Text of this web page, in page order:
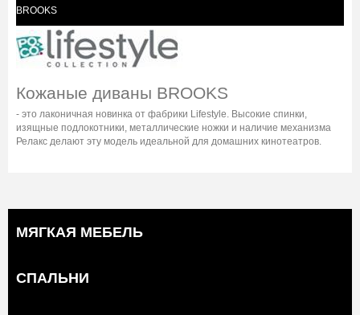
BROOKS
Кожаные диваны BROOKS
- это лаконичная новинка от фабрики Lifestyle. Высокие спинки,
изящные подлокотники, металлические ножки и наличие механизма
Релакс делают эту модель идеальной для домашних кинотеатров.
МЯГКАЯ МЕБЕЛЬ
СПАЛЬНИ